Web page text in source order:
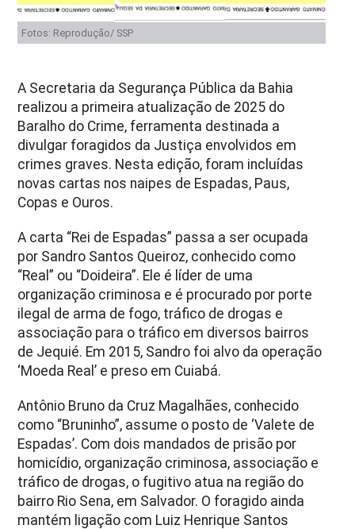
Fotos: Reprodução/ SSP
A Secretaria da Segurança Pública da Bahia
realizou a primeira atualização de 2025 do
Baralho do Crime, ferramenta destinada a
divulgar foragidos da Justiça envolvidos em
crimes graves. Nesta edição, foram incluídas
novas cartas nos naipes de Espadas, Paus,
Copas e Ouros.
A carta “Rei de Espadas” passa a ser ocupada
por Sandro Santos Queiroz, conhecido como
“Real” ou “Doideira”. Ele é líder de uma
organização criminosa e é procurado por porte
ilegal de arma de fogo, tráfico de drogas e
associação para o tráfico em diversos bairros
de Jequié. Em 2015, Sandro foi alvo da operação
‘Moeda Real’ e preso em Cuiabá.
Antônio Bruno da Cruz Magalhães, conhecido
como “Bruninho”, assume o posto de ‘Valete de
Espadas’. Com dois mandados de prisão por
homicídio, organização criminosa, associação e
tráfico de drogas, o fugitivo atua na região do
bairro Rio Sena, em Salvador. O foragido ainda
mantém ligação com Luiz Henrique Santos